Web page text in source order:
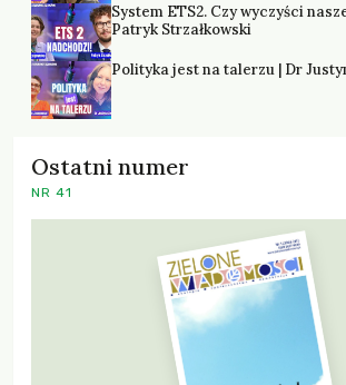
System ETS2. Czy wyczyści
Patryk Strzałkowski
Polityka jest na talerzu | Dr
Ostatni numer
NR 41